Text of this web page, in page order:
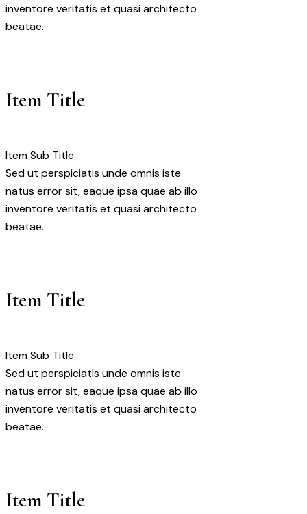
inventore veritatis et quasi architecto
beatae.
Item Title
Item Sub Title
Sed ut perspiciatis unde omnis iste
natus error sit, eaque ipsa quae ab illo
inventore veritatis et quasi architecto
beatae.
Item Title
Item Sub Title
Sed ut perspiciatis unde omnis iste
natus error sit, eaque ipsa quae ab illo
inventore veritatis et quasi architecto
beatae.
Item Title